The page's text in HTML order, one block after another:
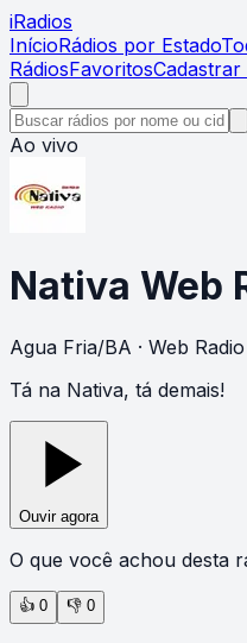
iRadios
InícioRádios por Estado
RádiosFavoritosCadastrar
Ao vivo
Nativa Web
Agua Fria/BA · Web Radio
Tá na Nativa, tá demais!
Ouvir agora
O que você achou desta
👍 0 👎 0